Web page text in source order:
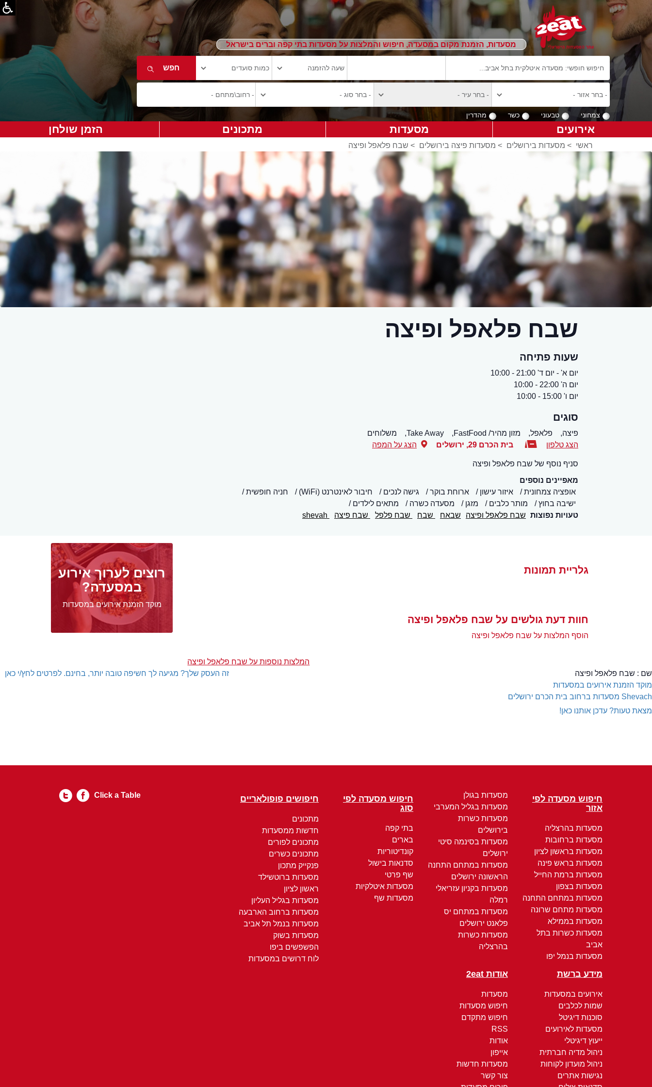
מסעדות, הזמנת מקום במסעדה, חיפוש והמלצות על מסעדות בתי קפה וברים בישראל
צמחוני טבעוני כשר מהדרין
אירועים מסעדות מתכונים הזמן שולחן
ראשי > מסעדות בירושלים > מסעדות פיצה בירושלים > שבח פלאפל ופיצה
שבח פלאפל ופיצה
שעות פתיחה
יום א' - יום ד' 21:00 - 10:00
יום ה' 22:00 - 10:00
יום ו' 15:00 - 10:00
סוגים
פיצה, פלאפל, מזון מהיר/ FastFood, Take Away,
משלוחים
הצג טלפון
בית הכרם 29 , ירושלים הצג על המפה
סניף נוסף של שבח פלאפל ופיצה
מאפיינים נוספים
אופציה צמחונית
איזור עישון ארוחת בוקר גישה לנכים חיבור לאינטרנט (WiFi)
חניה חופשית
ישיבה בחוץ
מותר כלבים מזגן מסעדה כשרה
מתאים לילדים
טעויות נפוצות שבח פלאפל ופיצה שבאח שבח שבח פלפל שבח פיצה
גלריית תמונות
חוות דעת גולשים על שבח פלאפל ופיצה
הוסף המלצות על שבח פלאפל ופיצה
המלצות נוספות על שבח פלאפל ופיצה
רוצים לערוך אירוע
במסעדה?
מוקד הזמנת אירועים במסעדות
זה העסק שלך? מגיעה לך חשיפה טובה יותר, בחינם. לפרטים לחץ/י כאן שם : שבח פלאפל ופיצה
מוקד הזמנת אירועים במסעדות
Shevach מסעדות ברחוב בית הכרם ירושלים
מצאת טעות? עדכן אותנו כאן!
חיפוש מסעדה לפי
אזור
מסעדות בהרצליה
מסעדות ברחובות
מסעדות בראשון לציון
מסעדות בראש פינה
מסעדות ברמת החייל
מסעדות בצפון
מסעדות במתחם התחנה
מסעדות מתחם שרונה
מסעדות בממילא
מסעדות כשרות בתל
אביב
מסעדות בנמל יפו
מסעדות בגולן
מסעדות בגליל המערבי
מסעדות כשרות
בירושלים
מסעדות בסינמה סיטי
ירושלים
מסעדות במתחם התחנה
הראשונה ירושלים
מסעדות בקניון עזריאלי
רמלה
מסעדות במתחם יס
פלאנט ירושלים
מסעדות כשרות
בהרצליה
חיפוש מסעדה לפי
סוג
בתי קפה
בארים
קונדיטוריות
סדנאות בישול
שף פרטי
מסעדות איטלקיות
מסעדות שף
חיפושים פופולאריים
מתכונים
חדשות ממסעדות
מתכונים לפורים
מתכונים כשרים
פנקייק מתכון
מסעדות ברוטשילד
ראשון לציון
מסעדות בגליל העליון
מסעדות ברחוב הארבעה
מסעדות בנמל תל אביב
מסעדות בשוק
הפשפשים ביפו
לוח דרושים במסעדות
מידע ברשת
אירועים במסעדות
שמות לכלבים
סוכנות דיגיטל
מסעדות לאירועים
ייעוץ דיגיטלי
ניהול מדיה חברתית
ניהול מועדון לקוחות
נגישות אתרים
אודות 2eat
מסעדות
חיפוש מסעדות
חיפוש מתקדם
RSS
אודות
אייפון
מסעדות חדשות
צור קשר
Click a Table